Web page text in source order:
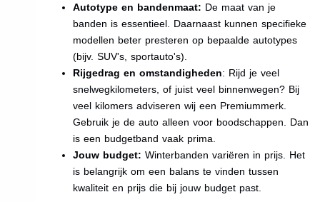
Autotype en bandenmaat: De maat van je
banden is essentieel. Daarnaast kunnen specifieke
modellen beter presteren op bepaalde autotypes
(bijv. SUV's, sportauto's).
Rijgedrag en omstandigheden: Rijd je veel
snelwegkilometers, of juist veel binnenwegen? Bij
veel kilomers adviseren wij een Premiummerk.
Gebruik je de auto alleen voor boodschappen. Dan
is een budgetband vaak prima.
Jouw budget: Winterbanden variëren in prijs. Het
is belangrijk om een balans te vinden tussen
kwaliteit en prijs die bij jouw budget past.